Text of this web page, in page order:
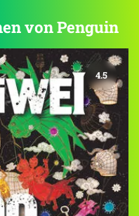
von Penguin
4.5